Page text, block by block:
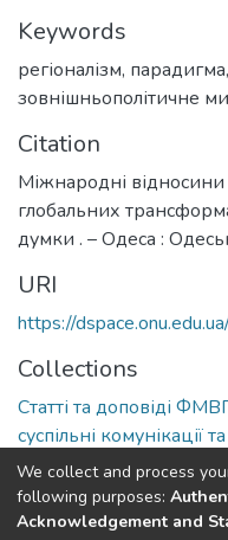
Keywords
регіоналізм, парадигма,
зовнішньополітичне
Citation
Міжнародні
глобальних
думки . – Одеса :
URI
https://
Collections
Статті та доповіді
суспільні комунікації
Full item page
We collect and process
following purposes:
Acknowledgement and